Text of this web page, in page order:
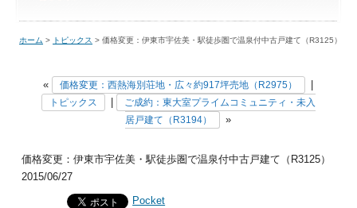
ホーム > トピックス > 価格変更：伊東市宇佐美・駅徒歩圏で温泉付中古戸建て（R3125）
« 価格変更：西熱海別荘地・広々約917坪売地（R2975）
トピックス
ご成約：東大室プライムコミュニティ・未入
居戸建て（R3194）
»
価格変更：伊東市宇佐美・駅徒歩圏で温泉付中古戸建て（R3125）
2015/06/27
Pocket